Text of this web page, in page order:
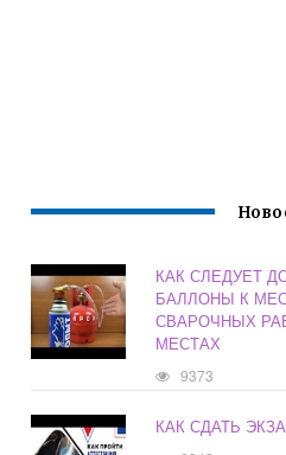
КАК СЛЕДУЕТ
БАЛЛОНЫ К
СВАРОЧНЫХ
МЕСТАХ
9373
КАК СДАТЬ